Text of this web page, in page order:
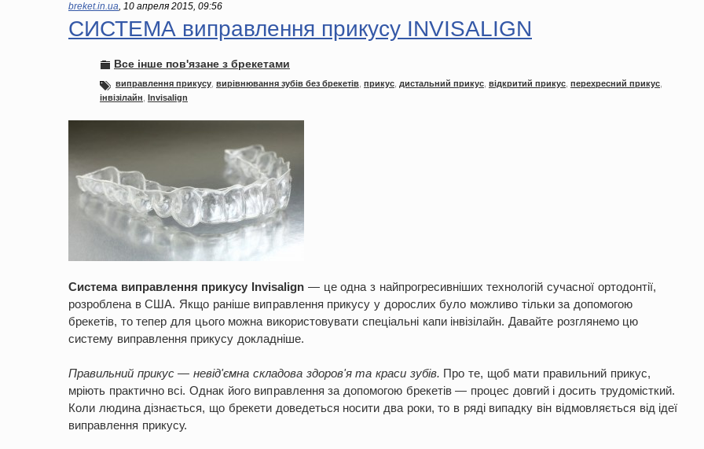
breket.in.ua, 10 апреля 2015, 09:56
СИСТЕМА виправлення прикусу INVISALIGN
Все інше пов'язане з брекетами
виправлення прикусу вирівнювання зубів без брекетів прикус дистальний прикус відкритий прикус перехресний прикус
інвізілайн Invisalign
Система виправлення прикусу Invisalign — це одна з найпрогресивніших технологій сучасної ортодонтії,
розроблена в США. Якщо раніше виправлення прикусу у дорослих було можливо тільки за допомогою
брекетів, то тепер для цього можна використовувати спеціальні капи інвізілайн. Давайте розглянемо цю
систему виправлення прикусу докладніше.
Правильний прикус — невід'ємна складова здоров'я та краси зубів. Про те, щоб мати правильний прикус,
мріють практично всі. Однак його виправлення за допомогою брекетів — процес довгий і досить трудомісткий.
Коли людина дізнається, що брекети доведеться носити два роки, то в ряді випадку він відмовляється від ідеї
виправлення прикусу.